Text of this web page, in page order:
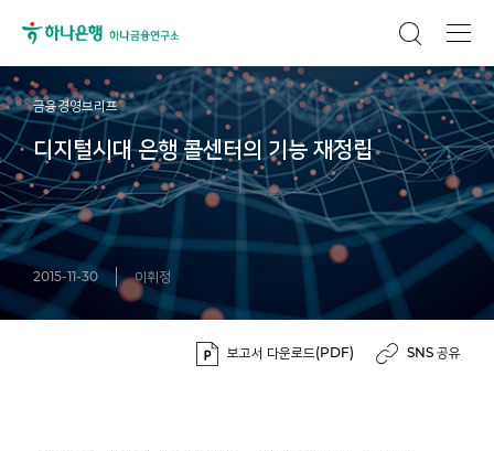
금융경영브리프
디지털시대 은행 콜센터의 기능 재정립
2015-11-30 이휘정
보고서 다운로드(PDF) SNS 공유